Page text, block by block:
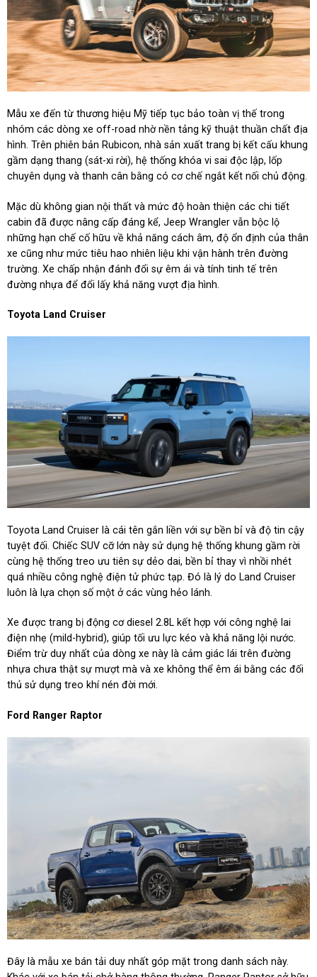
Mẫu xe đến từ thương hiệu Mỹ tiếp tục bảo toàn vị thế trong
nhóm các dòng xe off-road nhờ nền tảng kỹ thuật thuần chất địa
hình. Trên phiên bản Rubicon, nhà sản xuất trang bị kết cấu khung
gầm dạng thang (sát-xi rời), hệ thống khóa vi sai độc lập, lốp
chuyên dụng và thanh cân bằng có cơ chế ngắt kết nối chủ động.
Mặc dù không gian nội thất và mức độ hoàn thiện các chi tiết
cabin đã được nâng cấp đáng kể, Jeep Wrangler vẫn bộc lộ
những hạn chế cố hữu về khả năng cách âm, độ ổn định của thân
xe cũng như mức tiêu hao nhiên liệu khi vận hành trên đường
trường. Xe chấp nhận đánh đổi sự êm ái và tính tinh tế trên
đường nhựa để đổi lấy khả năng vượt địa hình.
Toyota Land Cruiser
Toyota Land Cruiser là cái tên gắn liền với sự bền bỉ và độ tin cậy
tuyệt đối. Chiếc SUV cỡ lớn này sử dụng hệ thống khung gầm rời
cùng hệ thống treo ưu tiên sự dẻo dai, bền bỉ thay vì nhồi nhét
quá nhiều công nghệ điện tử phức tạp. Đó là lý do Land Cruiser
luôn là lựa chọn số một ở các vùng hẻo lánh.
Xe được trang bị động cơ diesel 2.8L kết hợp với công nghệ lai
điện nhẹ (mild-hybrid), giúp tối ưu lực kéo và khả năng lội nước.
Điểm trừ duy nhất của dòng xe này là cảm giác lái trên đường
nhựa chưa thật sự mượt mà và xe không thể êm ái bằng các đối
thủ sử dụng treo khí nén đời mới.
Ford Ranger Raptor
Đây là mẫu xe bán tải duy nhất góp mặt trong danh sách này.